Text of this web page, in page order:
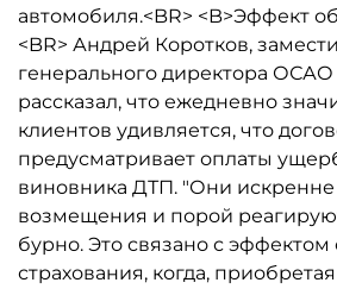
автомобиля.<BR> <B>Эффект
<BR> Андрей Коротков,
генерального директора ОСАО
рассказал, что ежедневно
клиентов удивляется, что
предусматривает оплаты
виновника ДТП. "Они
возмещения и порой
бурно. Это связано с эффектом
страхования, когда,